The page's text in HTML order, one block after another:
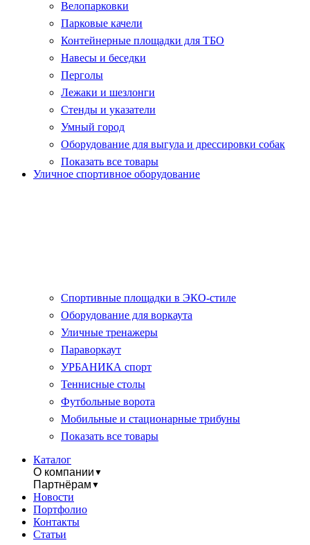
Велопарковки
Парковые качели
Контейнерные площадки для ТБО
Навесы и беседки
Перголы
Лежаки и шезлонги
Стенды и указатели
Умный город
Оборудование для выгула и дрессировки собак
Показать все товары
Уличное спортивное оборудование
Спортивные площадки в ЭКО-стиле
Оборудование для воркаута
Уличные тренажеры
Параворкаут
УРБАНИКА спорт
Теннисные столы
Футбольные ворота
Мобильные и стационарные трибуны
Показать все товары
Каталог
О компании ▼
Партнёрам ▼
Новости
Портфолио
Контакты
Статьи